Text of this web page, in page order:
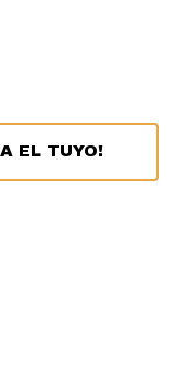
EL TUYO!